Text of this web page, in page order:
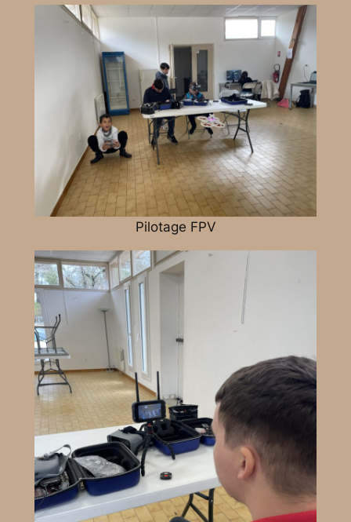
Pilotage FPV